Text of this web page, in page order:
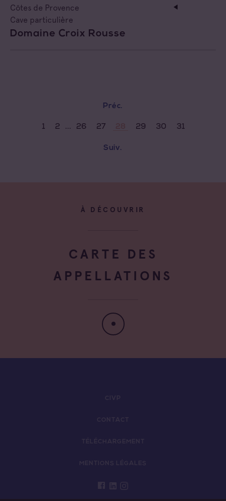
Côtes de Provence
Cave particulière
Domaine Croix Rousse
Préc.
1 2 ... 26 27 29 30 31
Suiv.
À DÉCOUVRIR
CARTE DES
APPELLATIONS